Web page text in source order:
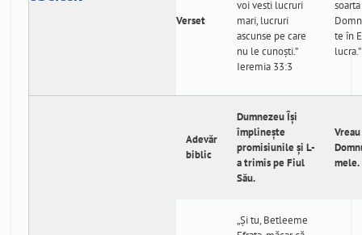
Verset
voi vesti lucruri
mari, lucruri
ascunse pe care
nu le cunoşti.”
Ieremia 33:3
te în
Adevăr
biblic
Dumnezeu Își
împlinește
promisiunile și L-
a trimis pe Fiul
Său.
mele.
„Şi tu, Betleeme